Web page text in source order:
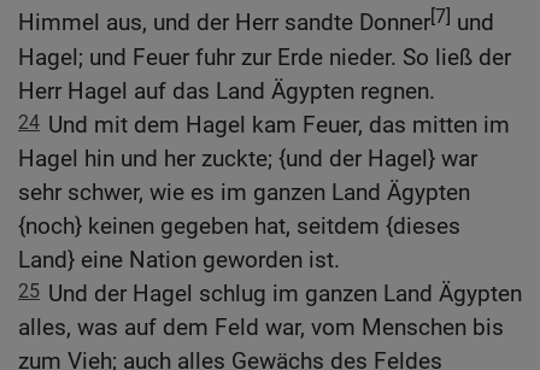
Himmel aus, und der Herr sandte Donner[7] und
Hagel; und Feuer fuhr zur Erde nieder. So ließ der
Herr Hagel auf das Land Ägypten regnen.
24 Und mit dem Hagel kam Feuer, das mitten im
Hagel hin und her zuckte; {und der Hagel} war
sehr schwer, wie es im ganzen Land Ägypten
{noch} keinen gegeben hat, seitdem {dieses
Land} eine Nation geworden ist.
25 Und der Hagel schlug im ganzen Land Ägypten
alles, was auf dem Feld war, vom Menschen bis
zum Vieh; auch alles Gewächs des Feldes